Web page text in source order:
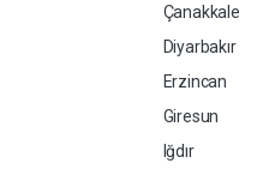
Çanakkale
Diyarbakır
Erzincan
Giresun
Iğdır